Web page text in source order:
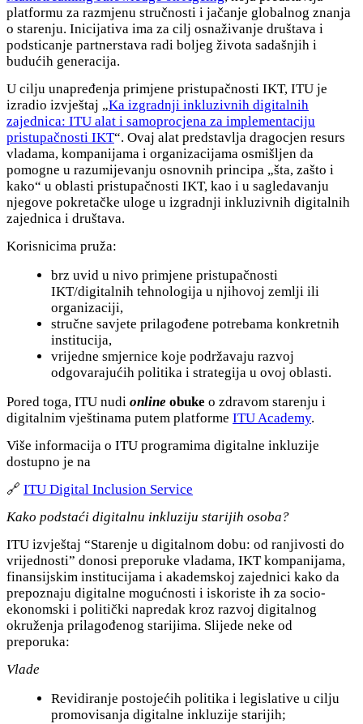
platformu za razmjenu stručnosti i jačanje globalnog znanja
o starenju. Inicijativa ima za cilj osnaživanje društava i
podsticanje partnerstava radi boljeg života sadašnjih i
budućih generacija.
U cilju unapređenja primjene pristupačnosti IKT, ITU je
izradio izvještaj „Ka izgradnji inkluzivnih digitalnih
zajednica: ITU alat i samoprocjena za implementaciju
pristupačnosti IKT“. Ovaj alat predstavlja dragocjen resurs
vladama, kompanijama i organizacijama osmišljen da
pomogne u razumijevanju osnovnih principa „šta, zašto i
kako“ u oblasti pristupačnosti IKT, kao i u sagledavanju
njegove pokretačke uloge u izgradnji inkluzivnih digitalnih
zajednica i društava.
Korisnicima pruža:
brz uvid u nivo primjene pristupačnosti
IKT/digitalnih tehnologija u njihovoj zemlji ili
organizaciji,
stručne savjete prilagođene potrebama konkretnih
institucija,
vrijedne smjernice koje podržavaju razvoj
odgovarajućih politika i strategija u ovoj oblasti.
Pored toga, ITU nudi online obuke o zdravom starenju i
digitalnim vještinama putem platforme ITU Academy.
Više informacija o ITU programima digitalne inkluzije
dostupno je na
🔗 ITU Digital Inclusion Service
Kako podstaći digitalnu inkluziju starijih osoba?
ITU izvještaj “Starenje u digitalnom dobu: od ranjivosti do
vrijednosti” donosi preporuke vladama, IKT kompanijama,
finansijskim institucijama i akademskoj zajednici kako da
prepoznaju digitalne mogućnosti i iskoriste ih za socio-
ekonomski i politički napredak kroz razvoj digitalnog
okruženja prilagođenog starijima. Slijede neke od
preporuka:
Vlade
Revidiranje postojećih politika i legislative u cilju
promovisanja digitalne inkluzije starijih;